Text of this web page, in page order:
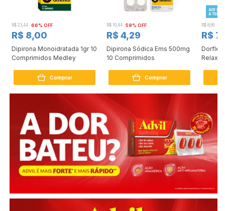
R$ 23,44 66% OFF
R$ 8,00
Dipirona Monoidratada 1gr 10
Comprimidos Medley
Comprar
R$ 10,44 59% OFF
R$ 4,29
Dipirona Sódica Ems 500mg
10 Comprimidos
Comprar
R$ 8,66
R$
Dorflex